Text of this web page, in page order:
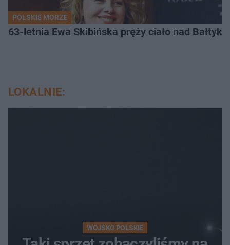
POLSKIE MORZE
63-letnia Ewa Skibińska pręży ciało nad
LOKALNIE:
WOJSKO POLSKIE